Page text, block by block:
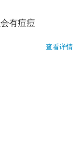
有痘痘
查看详情